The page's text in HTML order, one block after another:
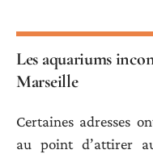
Les aquariums
Marseille
Certaines adresses
au point d’attirer